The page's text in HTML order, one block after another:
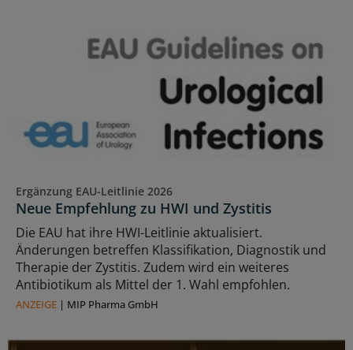
Ergänzung EAU-Leitlinie 2026
Neue Empfehlung zu HWI und Zystitis
Die EAU hat ihre HWI-Leitlinie aktualisiert.
Änderungen betreffen Klassifikation, Diagnostik und
Therapie der Zystitis. Zudem wird ein weiteres
Antibiotikum als Mittel der 1. Wahl empfohlen.
ANZEIGE | MIP Pharma GmbH